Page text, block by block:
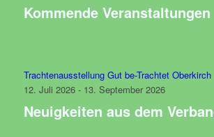
Kommende Veranstaltungen
Trachtenausstellung Gut be-Trachtet Oberkirch
12. Juli 2026 - 13. September 2026
Neuigkeiten aus dem